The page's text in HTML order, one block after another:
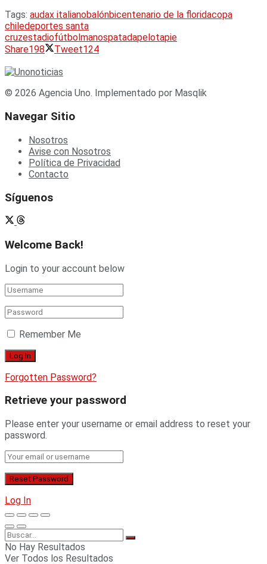
Tags: audax italianobalónbicentenario de la floridacopa
chiledeportes santa
cruzestadiofútbol manospatadapelotapie
Share198 Tweet124
© 2026 Agencia Uno. Implementado por Masqlik
Navegar Sitio
Nosotros
Avise con Nosotros
Política de Privacidad
Contacto
Síguenos
Welcome Back!
Login to your account below
Remember Me
Forgotten Password?
Retrieve your password
Please enter your username or email address to reset your
password.
Log In
No Hay Resultados
Ver Todos los Resultados